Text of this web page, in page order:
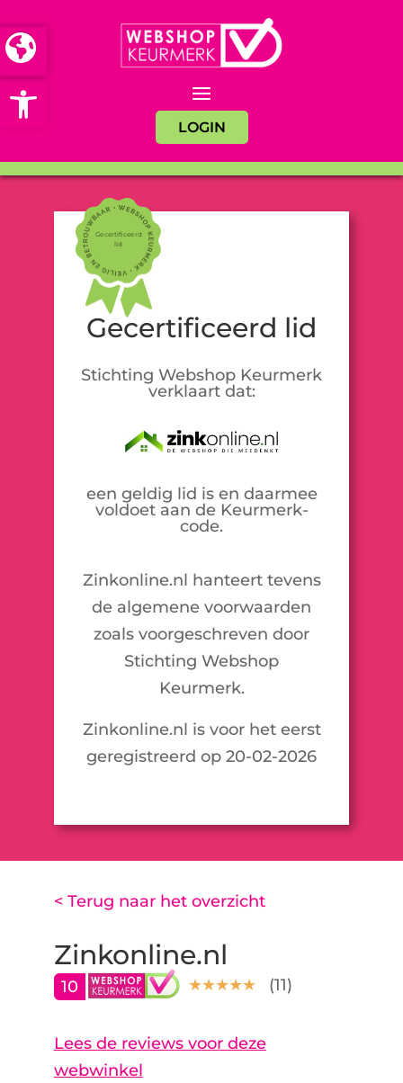
Open toolbar
LOGIN
Gecertificeerd
lid
Gecertificeerd lid
Stichting Webshop Keurmerk
verklaart dat:
een geldig lid is en daarmee
voldoet aan de Keurmerk-
code.
Zinkonline.nl hanteert tevens
de algemene voorwaarden
zoals voorgeschreven door
Stichting Webshop
Keurmerk.
Zinkonline.nl is voor het eerst
geregistreerd op 20-02-2026
< Terug naar het overzicht
Zinkonline.nl
10 (11)
Lees de reviews voor deze
webwinkel